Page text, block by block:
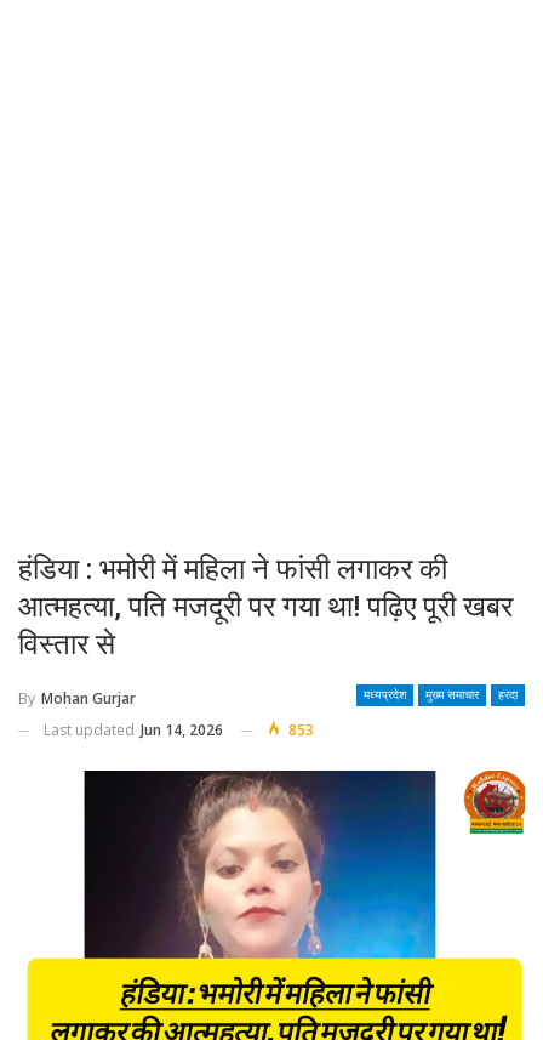
हंडिया : भमोरी में महिला ने फांसी लगाकर की
आत्महत्या, पति मजदूरी पर गया था! पढ़िए पूरी खबर
विस्तार से
मध्यप्रदेश मुख्य समाचार हरदा
By Mohan Gurjar
Last updated Jun 14, 2026 853